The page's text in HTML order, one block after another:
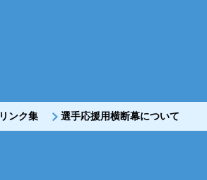
リンク集 選手応援用横断幕について